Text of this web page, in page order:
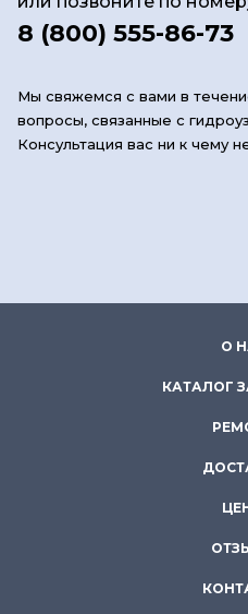
8 (800) 555-86-73
Мы свяжемся с вами в
вопросы, связанные с
Консультация вас ни к чему
О
КАТАЛОГ